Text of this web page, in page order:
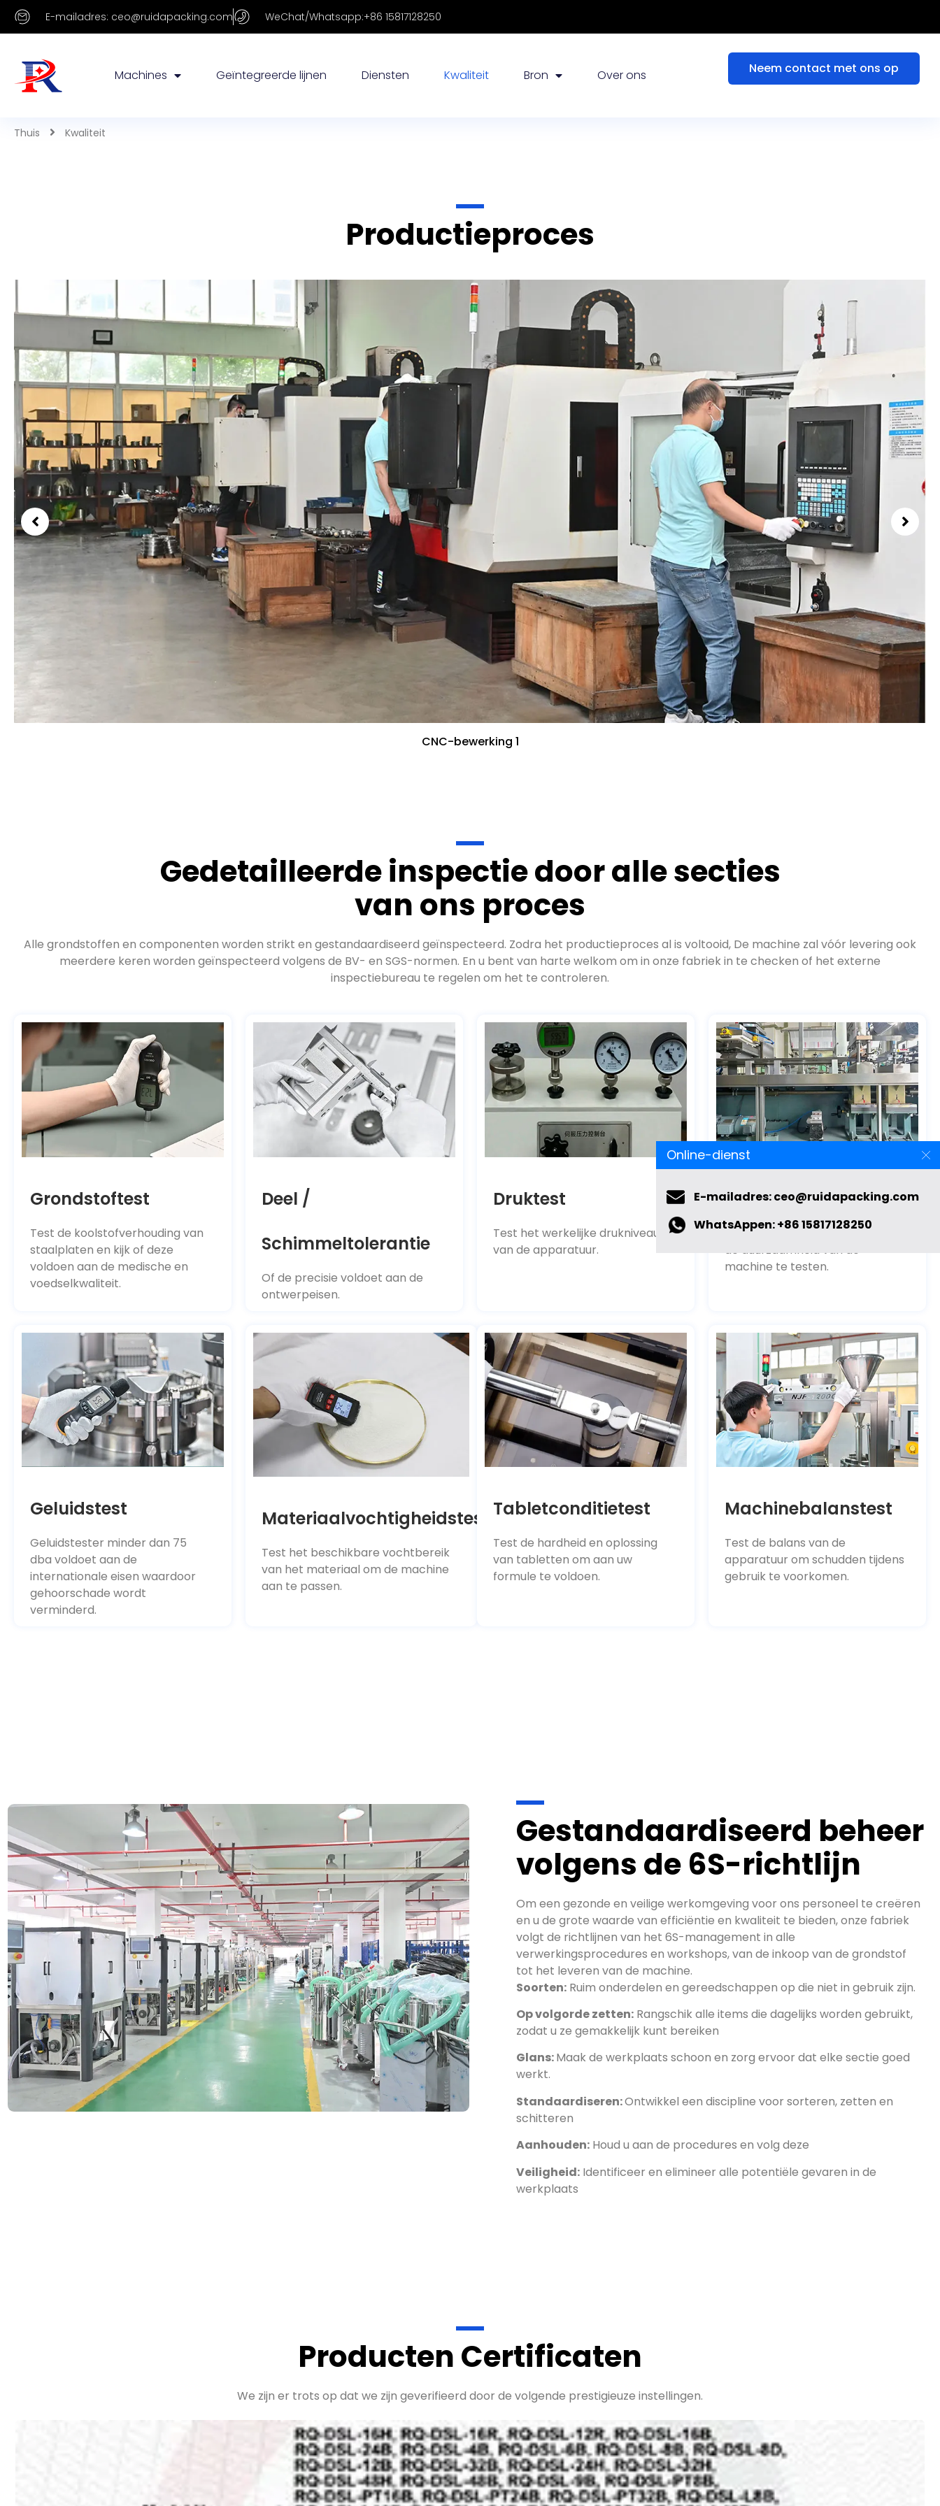
E-mailadres: ceo@ruidapacking.com WeChat/Whatsapp:+86 15817128250
Machines Geïntegreerde lijnen Diensten Kwaliteit Bron Over ons Neem contact met ons op
Productieproces
CNC-bewerking 1
Gedetailleerde inspectie door alle secties
van ons proces
meerdere keren worden geïnspecteerd volgens de BV- en SGS-normen. En u bent van harte welkom om in onze fabriek in te checken of het externe
inspectiebureau te regelen om het te controleren.
Grondstoftest
staalplaten en kijk of deze
voldoen aan de medische en
voedselkwaliteit.
Deel /
Schimmeltolerantie
ontwerpeisen.
Druktest
van de apparatuur.
Vermoeidheidstest
Continu 72 uur ingeschakeld om
machine te testen.
Geluidstest
dba voldoet aan de
internationale eisen waardoor
gehoorschade wordt
verminderd.
Materiaalvochtigheidstest
van het materiaal om de machine
aan te passen.
Tabletconditietest
van tabletten om aan uw
formule te voldoen.
Machinebalanstest
apparatuur om schudden tijdens
gebruik te voorkomen.
Gestandaardiseerd beheer
volgens de 6S-richtlijn
en u de grote waarde van efficiëntie en kwaliteit te bieden, onze fabriek
volgt de richtlijnen van het 6S-management in alle
verwerkingsprocedures en workshops, van de inkoop van de grondstof
tot het leveren van de machine.
Soorten:Ruim onderdelen en gereedschappen op die niet in gebruik zijn.
zodat u ze gemakkelijk kunt bereiken
werkt.
schitteren
werkplaats
Producten Certificaten
Online-dienst
E-mailadres: ceo@ruidapacking.com
WhatsAppen: +86 15817128250